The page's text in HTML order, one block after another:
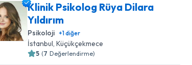
Klinik Psikolog Rüya Dilara
Yıldırım
Psikoloji +1diğer
İstanbul, Küçükçekmece
5 (7 Değerlendirme)